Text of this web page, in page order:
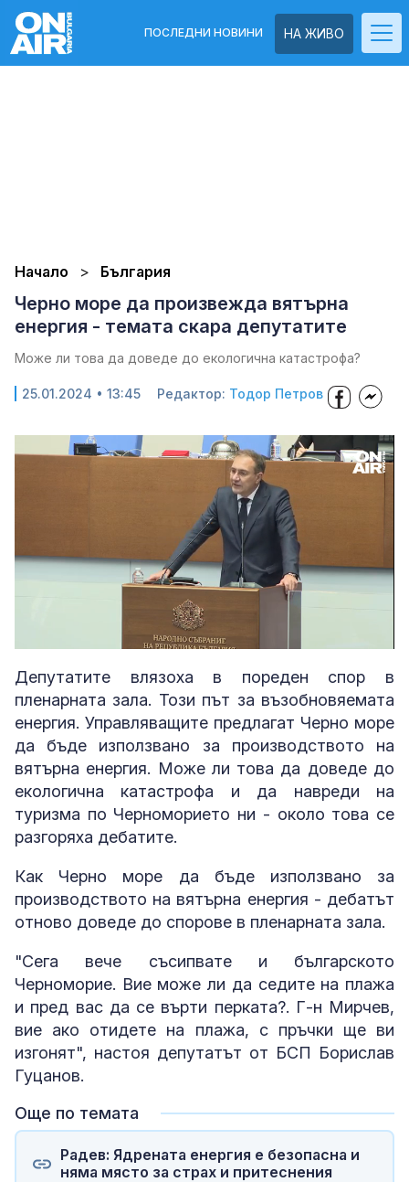
НА ЖИВО
ПОСЛЕДНИ НОВИНИ
Начало България
Черно море да произвежда вятърна
енергия - темата скара депутатите
Може ли това да доведе до екологична катастрофа?
25.01.2024 • 13:45 Редактор: Тодор Петров
Loaded:
27.58%
Депутатите влязоха в пореден спор в
пленарната зала. Този път за възобновяемата
енергия. Управляващите предлагат Черно море
да бъде използвано за производството на
вятърна енергия. Може ли това да доведе до
екологична катастрофа и да навреди на
туризма по Черноморието ни - около това се
разгоряха дебатите.
Как Черно море да бъде използвано за
производството на вятърна енергия - дебатът
отново доведе до спорове в пленарната зала.
"Сега вече съсипвате и българското
Черноморие. Вие може ли да седите на плажа
и пред вас да се върти перката?. Г-н Мирчев,
вие ако отидете на плажа, с пръчки ще ви
изгонят", настоя депутатът от БСП Борислав
Гуцанов.
Още по темата
Радев: Ядрената енергия е безопасна и
няма място за страх и притеснения